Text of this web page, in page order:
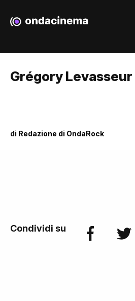
Grégory Levasseur
di Redazione di OndaRock
Condividi su